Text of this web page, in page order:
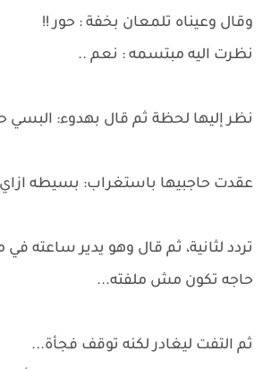
وقال وعيناه تلمعان بخفة : حور !!
نظرت اليه مبتسمه : نعم ..
نظر إليها لحظة ثم قال بهدوء: البسي
عقدت حاجبيها باستغراب: بسيطه
تردد لثانية، ثم قال وهو يدير ساعته
حاجه تكون مش ملفته...
ثم التفت ليغادر لكنه توقف فجأة...